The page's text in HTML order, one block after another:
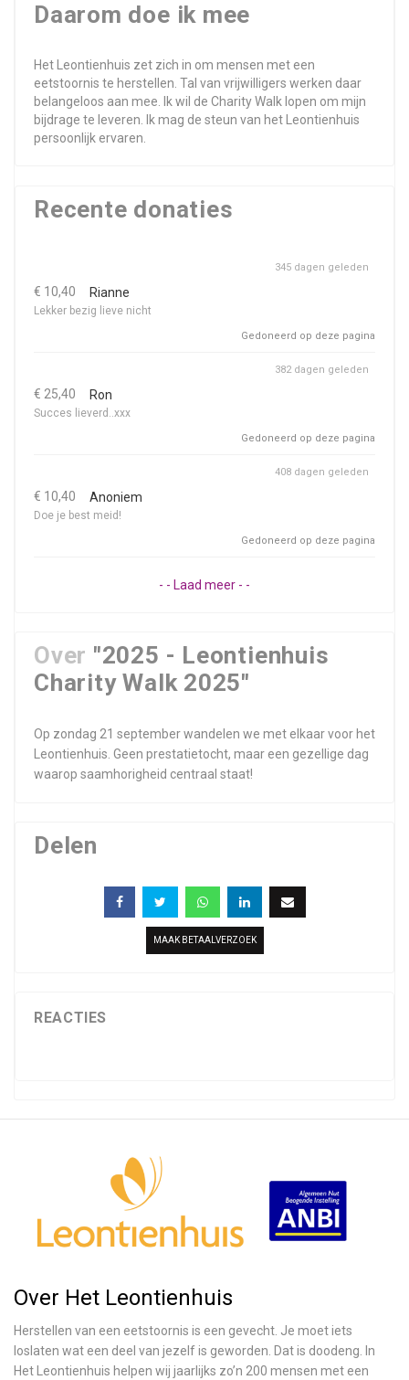
Daarom doe ik mee
Het Leontienhuis zet zich in om mensen met een
eetstoornis te herstellen. Tal van vrijwilligers werken daar
belangeloos aan mee. Ik wil de Charity Walk lopen om mijn
bijdrage te leveren. Ik mag de steun van het Leontienhuis
persoonlijk ervaren.
Recente donaties
€ 10,40 Rianne
Lekker bezig lieve nicht
345 dagen geleden
Gedoneerd op deze pagina
€ 25,40 Ron
Succes lieverd..xxx
382 dagen geleden
Gedoneerd op deze pagina
€ 10,40 Anoniem
Doe je best meid!
408 dagen geleden
Gedoneerd op deze pagina
- - Laad meer - -
Over "2025 - Leontienhuis
Charity Walk 2025"
Op zondag 21 september wandelen we met elkaar voor het
Leontienhuis. Geen prestatietocht, maar een gezellige dag
waarop saamhorigheid centraal staat!
Delen
MAAK BETAALVERZOEK
REACTIES
Over Het Leontienhuis
Herstellen van een eetstoornis is een gevecht. Je moet iets
loslaten wat een deel van jezelf is geworden. Dat is doodeng. In
Het Leontienhuis helpen wij jaarlijks zo’n 200 mensen met een